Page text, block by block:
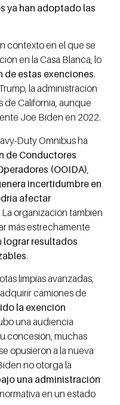
ya han adoptado las
contexto en el que se
en la Casa Blanca, lo
de estas exenciones.
la administración
de California, aunque
Joe Biden en 2022.
Duty Omnibus ha
de Conductores
(OOIDA)
incertidumbre en
afectar
La organización también
más estrechamente
lograr resultados
.
limpias avanzadas,
camiones de
la exención
una audiencia
concesión, muchas
opusieron a la nueva
no otorga la
una administración
en un estado